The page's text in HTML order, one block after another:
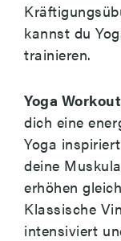
kannst du
trainieren.
Yoga
dich eine
Yoga
deine
erhöhen
Klassische
intensiviert